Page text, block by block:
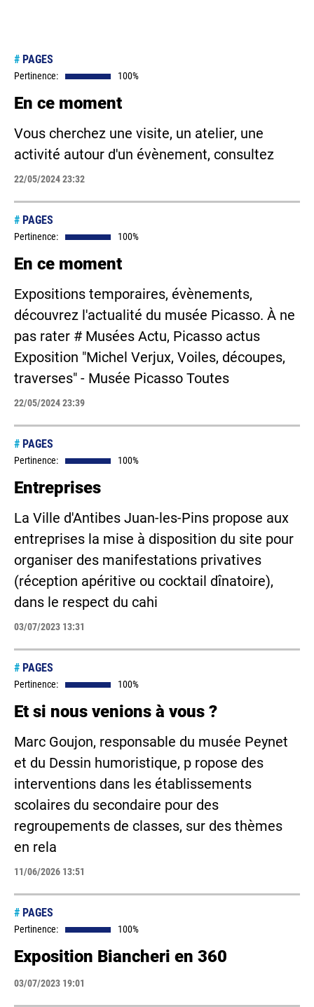
# PAGES
Pertinence: 100%
En ce moment
Vous cherchez une visite, un atelier, une
activité autour d'un évènement, consultez
22/05/2024 23:32
# PAGES
Pertinence: 100%
En ce moment
Expositions temporaires, évènements,
découvrez l'actualité du musée Picasso. À ne
pas rater # Musées Actu, Picasso actus
Exposition "Michel Verjux, Voiles, découpes,
traverses" - Musée Picasso Toutes
22/05/2024 23:39
# PAGES
Pertinence: 100%
Entreprises
La Ville d'Antibes Juan-les-Pins propose aux
entreprises la mise à disposition du site pour
organiser des manifestations privatives
(réception apéritive ou cocktail dînatoire),
dans le respect du cahi
03/07/2023 13:31
# PAGES
Pertinence: 100%
Et si nous venions à vous ?
Marc Goujon, responsable du musée Peynet
et du Dessin humoristique, p ropose des
interventions dans les établissements
scolaires du secondaire pour des
regroupements de classes, sur des thèmes
en rela
11/06/2026 13:51
# PAGES
Pertinence: 100%
Exposition Biancheri en 360
03/07/2023 19:01